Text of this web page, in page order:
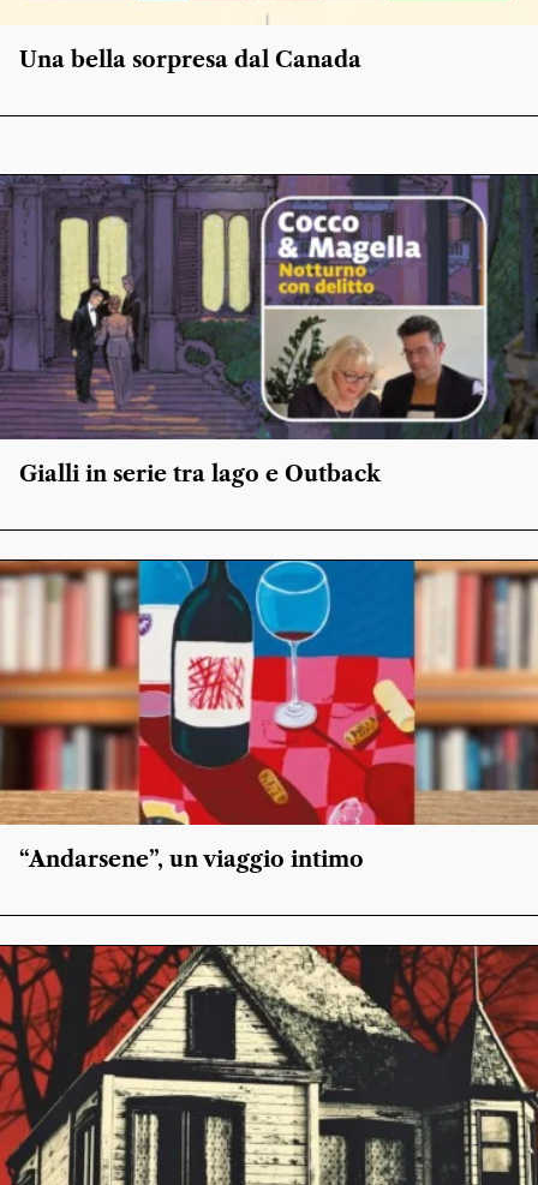
Una bella sorpresa dal Canada
Gialli in serie tra lago e Outback
“Andarsene”, un viaggio intimo